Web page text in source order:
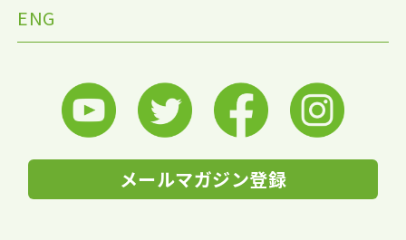
ENG
メールマガジン登録